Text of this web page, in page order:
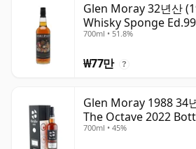
Glen Moray 32년산
Whisky Sponge Ed.99
700ml • 51.8%
₩77만 ?
Glen Moray 1988 34
The Octave 2022
Cask 7037449
700ml • 45%